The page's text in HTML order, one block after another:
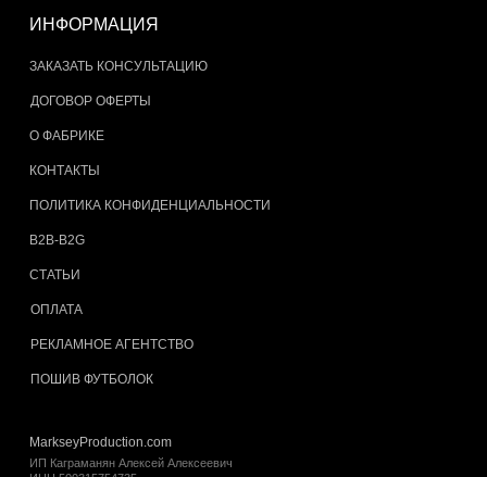
ИНФОРМАЦИЯ
MarkseyProduction.com
ИП Каграманян Алексей Алексеевич
ЗАКАЗАТЬ КОНСУЛЬТАЦИЮ
ДОГОВОР ОФЕРТЫ
ПОШИВ ФУТБОЛОК
ОПЛАТА
РЕКЛАМНОЕ АГЕНТСТВО
О ФАБРИКЕ
КОНТАКТЫ
СТАТЬИ
ПОЛИТИКА КОНФИДЕНЦИАЛЬНОСТИ
B2B-B2G